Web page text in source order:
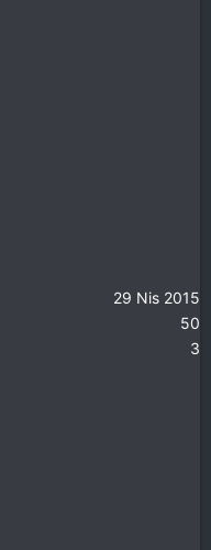
29 Nis 2015
50
3